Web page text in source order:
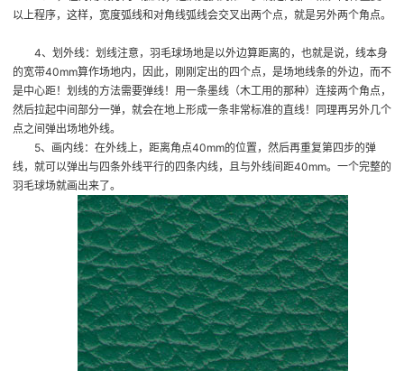
以上程序，这样，宽度弧线和对角线弧线会交叉出两个点，就是另外两个角点。
4、划外线：划线注意，羽毛球场地是以外边算距离的，也就是说，线本身
的宽带40mm算作场地内，因此，刚刚定出的四个点，是场地线条的外边，而不
是中心距！划线的方法需要弹线！用一条墨线（木工用的那种）连接两个角点，
然后拉起中间部分一弹，就会在地上形成一条非常标准的直线！同理再另外几个
点之间弹出场地外线。
5、画内线：在外线上，距离角点40mm的位置，然后再重复第四步的弹
线，就可以弹出与四条外线平行的四条内线，且与外线间距40mm。一个完整的
羽毛球场就画出来了。